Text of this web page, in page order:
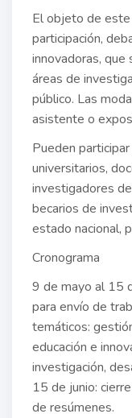
El objeto de
participación,
innovadoras,
áreas de
público. Las
asistente o
Pueden
universitarios,
investigadores
becarios de
estado nacional,
Cronograma
9 de mayo al 15
para envío de
temáticos:
educación e
investigación,
15 de junio:
de resúmenes.